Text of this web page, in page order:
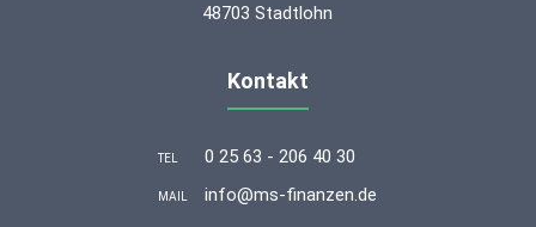
48703 Stadtlohn
Kontakt
TEL 0 25 63 - 206 40 30
MAIL info@ms-finanzen.de